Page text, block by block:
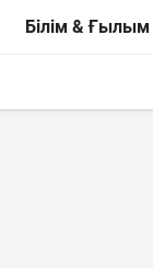
Білім & Ғылым